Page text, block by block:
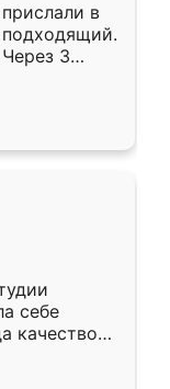
в
3
себе
качеством
уже почти